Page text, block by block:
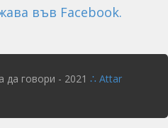
във Facebook.
говори - 2021 ∴ Attar